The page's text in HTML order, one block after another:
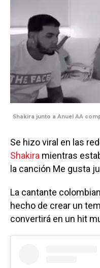
Shakira junto a Anuel AA
Se hizo viral en las
Shakira mientras
la canción Me gusta
La cantante
hecho de crear un
convertirá en un hit